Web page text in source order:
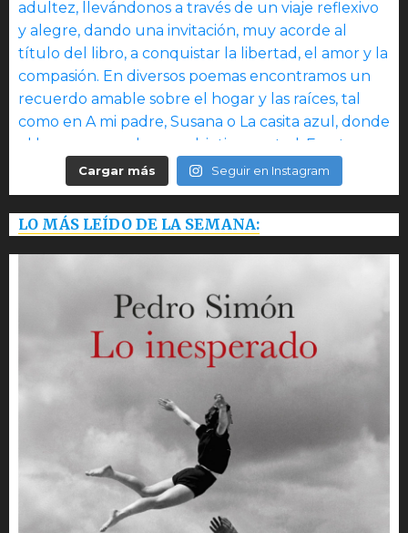
Cargar más Seguir en Instagram
LO MÁS LEÍDO DE LA SEMANA: